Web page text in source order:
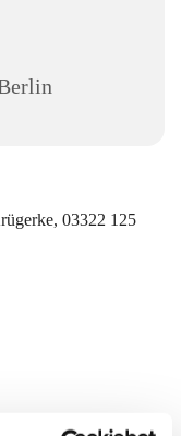
03322 125